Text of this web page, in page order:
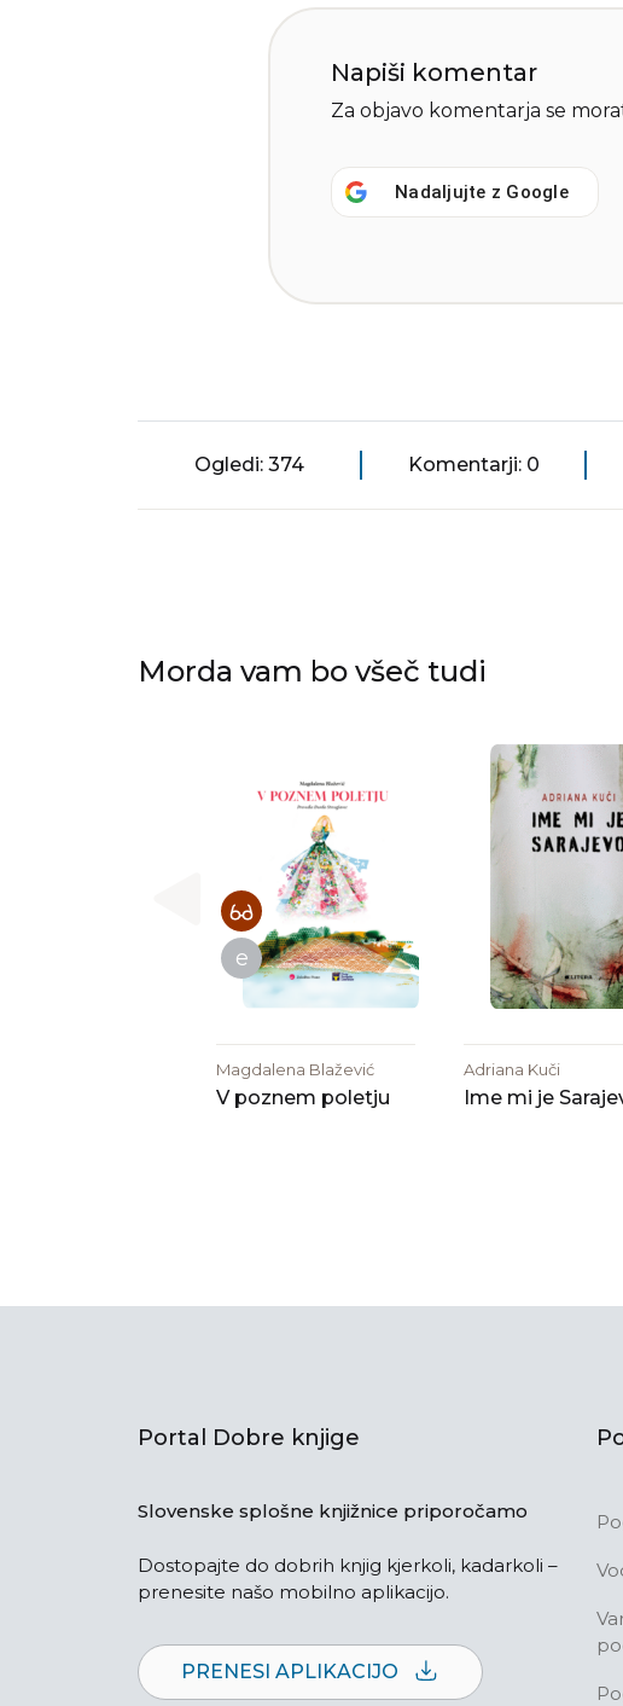
Napiši komentar
Za objavo komentarja se
Nadaljujte z Google
Ogledi: 374 Komentarji: 0
Morda vam bo všeč tudi
e
Magdalena Blažević
V poznem poletju
Adriana Kuči
Ime mi je
Portal Dobre knjige
Slovenske splošne knjižnice priporočamo
Dostopajte do dobrih knjig kjerkoli, kadarkoli –
prenesite našo mobilno aplikacijo.
PRENESI APLIKACIJO